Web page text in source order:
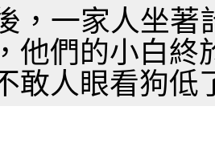
，一家人坐著
他們的小白終
敢人眼看狗